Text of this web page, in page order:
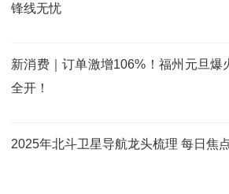
锋线无忧
新消费｜订单激增106%！福州元旦爆
全开！
2025年北斗卫星导航龙头梳理 每日焦